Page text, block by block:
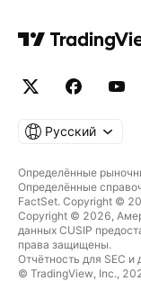
Русский
Определённые
Определённые
FactSet. Copyright ©
Copyright © 2026,
данных CUSIP
права защищены.
Отчётность для SEC и
© TradingView, Inc.,